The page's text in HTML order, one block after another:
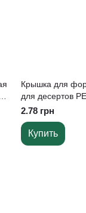
Крышка для
для десертов
2.78 грн
Купить